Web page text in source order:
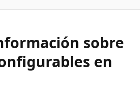
sobre
en